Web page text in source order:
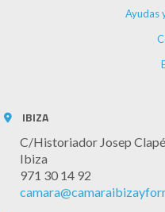
Ayudas
IBIZA
C/Historiador Josep
Ibiza
971 30 14 92